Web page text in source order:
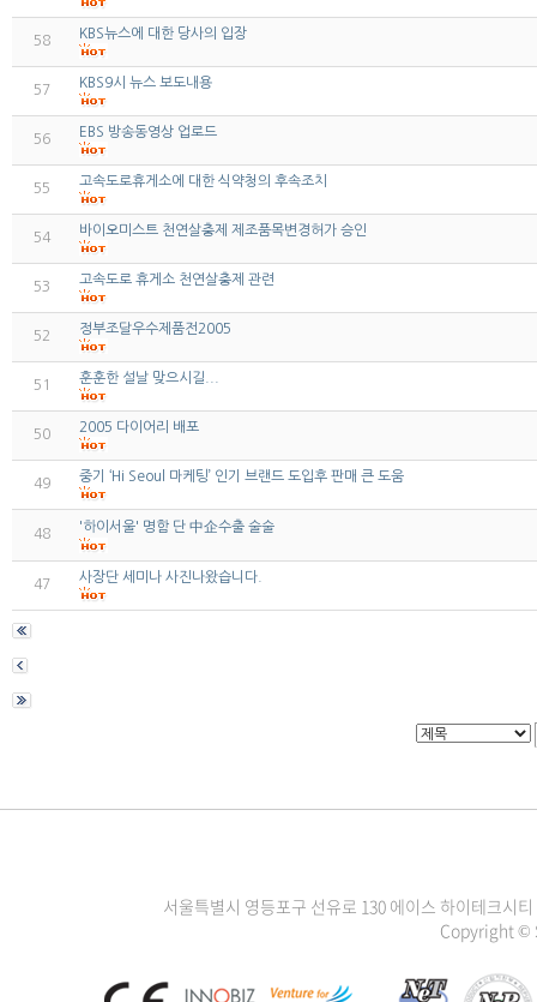
58 KBS뉴스에 대한 당사의 입장
57 KBS9시 뉴스 보도내용
56 EBS 방송동영상 업로드
55 고속도로휴게소에 대한 식약청의 후속조치
54 바이오미스트 천연살충제 제조품목변경허가 승인
53 고속도로 휴게소 천연살충제 관련
52 정부조달우수제품전2005
51 훈훈한 설날 맞으시길...
50 2005 다이어리 배포
49 중기 ‘Hi Seoul 마케팅’ 인기 브랜드 도입후 판매 큰 도움
48 '하이서울' 명함 단 中企수출 술술
47 사장단 세미나 사진나왔습니다.
서울특별시 영등포구 선유로 130 에이스 하이테크시
Copyright ©